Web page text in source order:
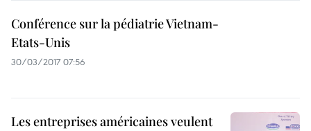
Conférence sur la pédiatrie Vietnam-
Etats-Unis
30/03/2017 07:56
Les entreprises américaines veulent